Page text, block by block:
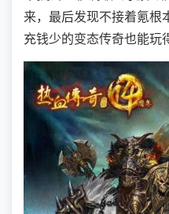
来，最后发现不接着氪根
充钱少的变态传奇也能玩